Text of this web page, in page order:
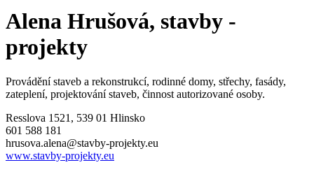
Alena Hrušová, stavby -
projekty
Provádění staveb a rekonstrukcí, rodinné domy, střechy, fasády,
zateplení, projektování staveb, činnost autorizované osoby.
Resslova 1521, 539 01 Hlinsko
601 588 181
hrusova.alena@stavby-projekty.eu
www.stavby-projekty.eu